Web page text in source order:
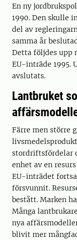
En ny
1990. Den skulle
del av
samma år
Detta följdes upp
EU-inträde 1995.
avslutats.
Lantbruket
Färre men större
stordriftsfördelar
enhet av en
EU-inträdet
försvunnit.
bestått. Marken
Många
nya
blivit mer